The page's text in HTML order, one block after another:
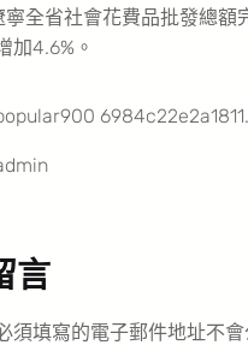
寧全省社會花費品批發總額
加4.6%。
言
須填寫的電子郵件地址不會